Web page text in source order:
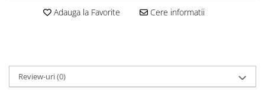
Adauga la Favorite Cere informatii
Review-uri(0)